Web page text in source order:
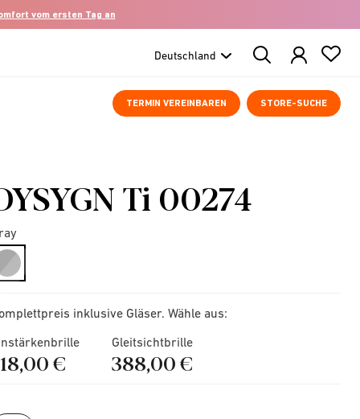
vom ersten Tag an
Search
Products
TERMIN VEREINBAREN STORE-SUCHE
Ti 00274
selected
inklusive Gläser. Wähle aus:
€
Gleitsichtbrille
388,00 €